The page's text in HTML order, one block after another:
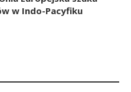
w Indo-Pacyfiku